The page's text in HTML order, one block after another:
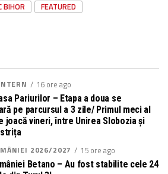
BIHOR FEATURED
16 ore ago
Pariurilor – Etapa a doua se
pe parcursul a 3 zile/ Primul meci al
joacă vineri, între Unirea Slobozia și
2026/2027
15 ore ago
Betano – Au fost stabilite cele 24